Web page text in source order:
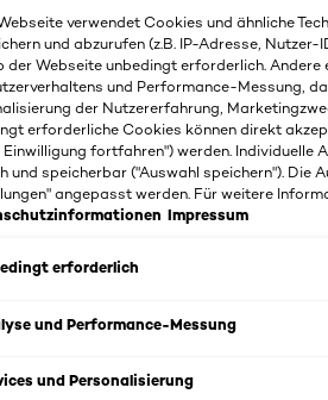
dunkler
auch Altersflecken oder
der Ursachen und das
für den Erhalt eines
verwendet Cookies und ähnliche
und abzurufen (z.B. IP-Adresse,
der Webseite unbedingt erforderlich.
und Performance-Messung,
der Nutzererfahrung,
erforderliche Cookies können direkt
Einwilligung fortfahren") werden. Individuelle
und speicherbar ("Auswahl speichern"). Die
angepasst werden. Für weitere
Impressum
erforderlich
und Performance-Messung
und Personalisierung